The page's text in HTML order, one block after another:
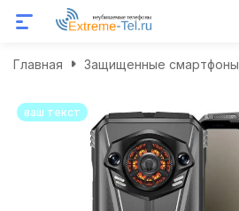
Главная Защищенные смартфоны
ваш текст